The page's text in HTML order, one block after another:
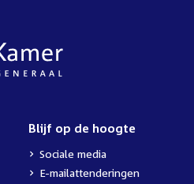
Blijf op de hoogte
Sociale media
E-mailattenderingen